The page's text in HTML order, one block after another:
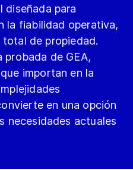
diseñada para
la fiabilidad operativa,
de propiedad.
probada de GEA,
importan en la
en una opción
necesidades actuales